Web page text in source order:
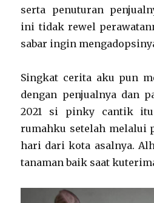
serta penuturan
ini tidak rewel
sabar ingin
Singkat cerita aku pun
dengan penjualnya dan
2021 si pinky cantik
rumahku setelah melalui
hari dari kota asalnya.
tanaman baik saat